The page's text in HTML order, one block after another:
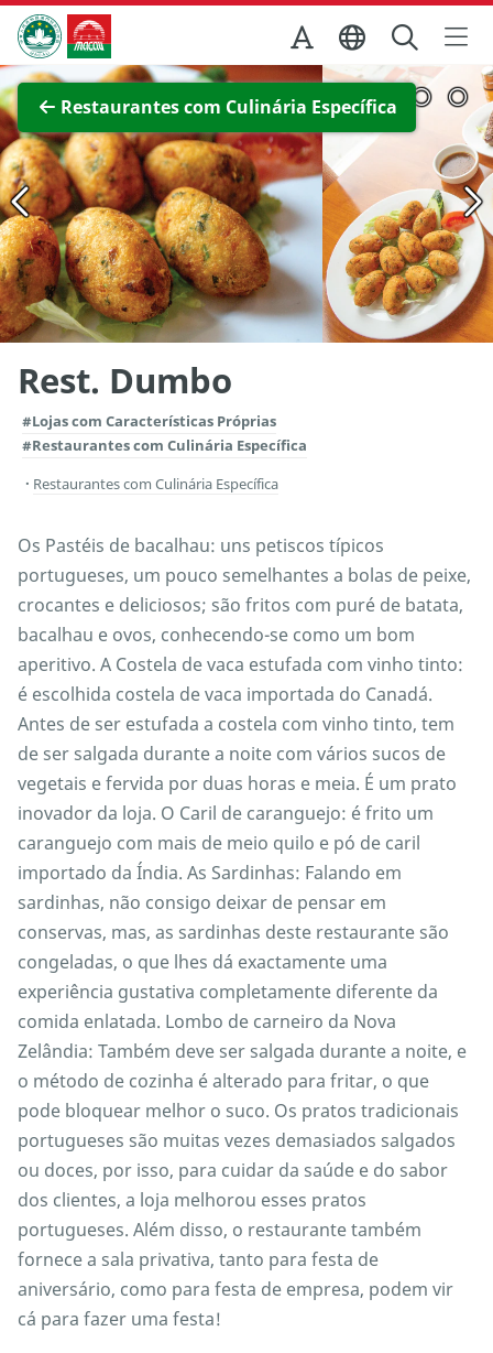
Ir para o conteúdo principal
Direcção dos Serviços de Turismo
Restaurantes com Culinária Específica
Ver imagem completa
Rest. Dumbo
#Lojas com Características Próprias
#Restaurantes com Culinária Específica
Restaurantes com Culinária Específica
Os Pastéis de bacalhau: uns petiscos típicos
portugueses, um pouco semelhantes a bolas de peixe,
crocantes e deliciosos; são fritos com puré de batata,
bacalhau e ovos, conhecendo-se como um bom
aperitivo. A Costela de vaca estufada com vinho tinto:
é escolhida costela de vaca importada do Canadá.
Antes de ser estufada a costela com vinho tinto, tem
de ser salgada durante a noite com vários sucos de
vegetais e fervida por duas horas e meia. É um prato
inovador da loja. O Caril de caranguejo: é frito um
caranguejo com mais de meio quilo e pó de caril
importado da Índia. As Sardinhas: Falando em
sardinhas, não consigo deixar de pensar em
conservas, mas, as sardinhas deste restaurante são
congeladas, o que lhes dá exactamente uma
experiência gustativa completamente diferente da
comida enlatada. Lombo de carneiro da Nova
Zelândia: Também deve ser salgada durante a noite, e
o método de cozinha é alterado para fritar, o que
pode bloquear melhor o suco. Os pratos tradicionais
portugueses são muitas vezes demasiados salgados
ou doces, por isso, para cuidar da saúde e do sabor
dos clientes, a loja melhorou esses pratos
portugueses. Além disso, o restaurante também
fornece a sala privativa, tanto para festa de
aniversário, como para festa de empresa, podem vir
cá para fazer uma festa!